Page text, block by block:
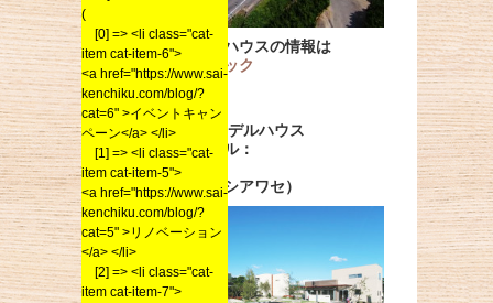
詳細なモデルハウスの情報は
こちらをクリック
朝倉 森の郷モデルハウス
フリーダイヤル：
0120-3732-48
（ミナサンニシアワセ）
(
[0] => <li class="cat-
item cat-item-6">
<a href="https://www.sai-
kenchiku.com/blog/?
cat=6" >イベントキャン
ペーン</a> </li>
[1] => <li class="cat-
item cat-item-5">
<a href="https://www.sai-
kenchiku.com/blog/?
cat=5" >リノベーション
</a> </li>
[2] => <li class="cat-
item cat-item-7">